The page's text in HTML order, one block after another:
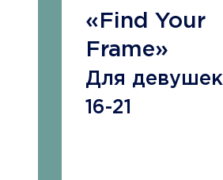
«Find Your
Frame»
Для девушек
16-21